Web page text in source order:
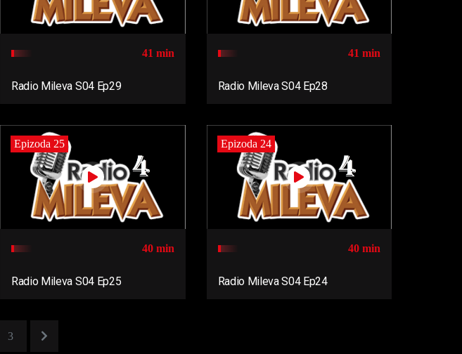
41 min
Radio Mileva S04 Ep29
41 min
Radio Mileva S04 Ep28
Epizoda 25
40 min
Radio Mileva S04 Ep25
Epizoda 24
40 min
Radio Mileva S04 Ep24
3